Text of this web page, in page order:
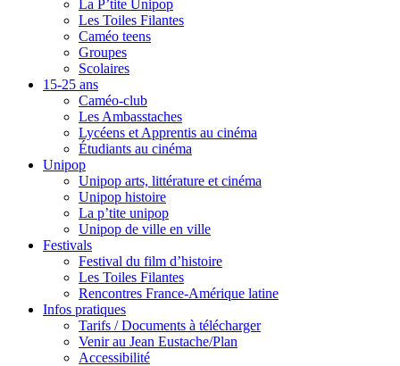
La P’tite Unipop
Les Toiles Filantes
Caméo teens
Groupes
Scolaires
15-25 ans
Caméo-club
Les Ambasstaches
Lycéens et Apprentis au cinéma
Étudiants au cinéma
Unipop
Unipop arts, littérature et cinéma
Unipop histoire
La p’tite unipop
Unipop de ville en ville
Festivals
Festival du film d’histoire
Les Toiles Filantes
Rencontres France-Amérique latine
Infos pratiques
Tarifs / Documents à télécharger
Venir au Jean Eustache/Plan
Accessibilité